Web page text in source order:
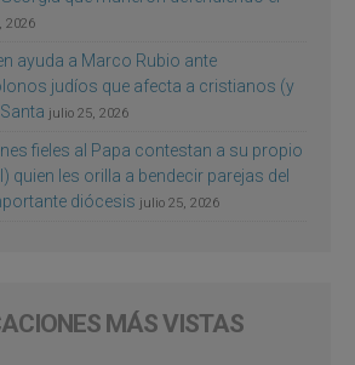
2026
ayuda a Marco Rubio ante
judíos que afecta a cristianos (y
julio 25, 2026
fieles al Papa contestan a su propio
quien les orilla a bendecir parejas del
diócesis julio 25, 2026
MÁS VISTAS